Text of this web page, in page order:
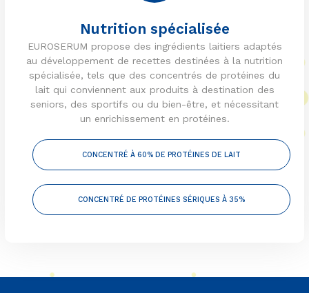
Nutrition spécialisée
EUROSERUM propose des ingrédients laitiers adaptés
au développement de recettes destinées à la nutrition
spécialisée, tels que des concentrés de protéines du
lait qui conviennent aux produits à destination des
seniors, des sportifs ou du bien-être, et nécessitant
un enrichissement en protéines.
CONCENTRÉ À 60% DE PROTÉINES DE LAIT
CONCENTRÉ DE PROTÉINES SÉRIQUES À 35%